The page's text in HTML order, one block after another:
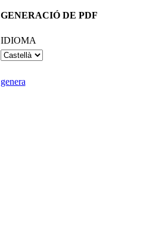
GENERACIÓ DE PDF
IDIOMA
genera